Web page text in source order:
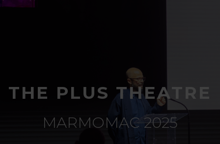
THE PLUS THEATRE
MARMOMAC 2025